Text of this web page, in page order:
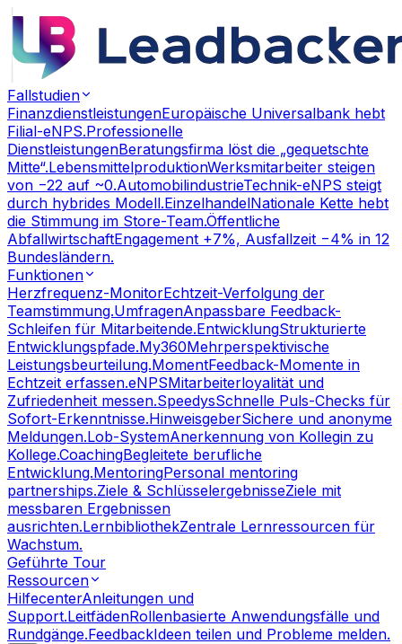
Fallstudien
FinanzdienstleistungenEuropäische Universalbank hebt
Filial-eNPS.Professionelle
DienstleistungenBeratungsfirma löst die „gequetschte
Mitte“.LebensmittelproduktionWerksmitarbeiter steigen
von −22 auf ~0.AutomobilindustrieTechnik-eNPS steigt
durch hybrides Modell.EinzelhandelNationale Kette hebt
die Stimmung im Store-Team.Öffentliche
AbfallwirtschaftEngagement +7%, Ausfallzeit −4% in 12
Bundesländern.
Funktionen
Herzfrequenz-MonitorEchtzeit-Verfolgung der
Teamstimmung.UmfragenAnpassbare Feedback-
Schleifen für Mitarbeitende.EntwicklungStrukturierte
Entwicklungspfade.My360Mehrperspektivische
Leistungsbeurteilung.MomentFeedback-Momente in
Echtzeit erfassen.eNPSMitarbeiterloyalität und
Zufriedenheit messen.SpeedysSchnelle Puls-Checks für
Sofort-Erkenntnisse.HinweisgeberSichere und anonyme
Meldungen.Lob-SystemAnerkennung von Kollegin zu
Kollege.CoachingBegleitete berufliche
Entwicklung.MentoringPersonal mentoring
partnerships.Ziele & SchlüsselergebnisseZiele mit
messbaren Ergebnissen
ausrichten.LernbibliothekZentrale Lernressourcen für
Wachstum.
Geführte Tour
Ressourcen
HilfecenterAnleitungen und
Support.LeitfädenRollenbasierte Anwendungsfälle und
Rundgänge.FeedbackIdeen teilen und Probleme melden.